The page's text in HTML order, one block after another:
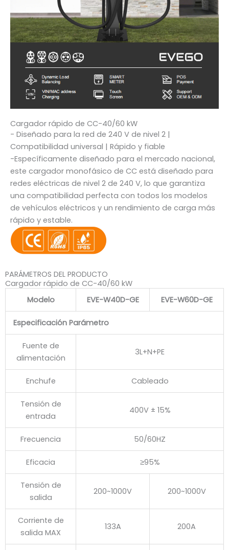
Cargador rápido de CC-40/60 kW
- Diseñado para la red de 240 V de nivel 2 |
Compatibilidad universal | Rápido y fiable
-Específicamente diseñado para el mercado nacional,
este cargador monofásico de CC está diseñado para
redes eléctricas de nivel 2 de 240 V, lo que garantiza
una compatibilidad perfecta con todos los modelos
de vehículos eléctricos y un rendimiento de carga más
rápido y estable.
PARÁMETROS DEL PRODUCTO
Cargador rápido de CC-40/60 kW
Modelo
EVE-W40D-GE EVE-W60D-GE
Especificación Parámetro
Fuente de
alimentación
3L+N+PE
Enchufe Cableado
Tensión de
entrada
400V ± 15%
Frecuencia 50/60HZ
Eficacia ≥95%
Tensión de
salida
200~1000V 200~1000V
Corriente de
salida MAX
133A 200A